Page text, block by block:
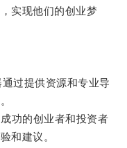
实现他们的创业梦
过提供资源和专业导
功的创业者和投资者
和建议。